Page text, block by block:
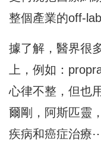
整個產業的off-
據了解，醫界很
上，例如：
心律不整，但也
爾剛，阿斯匹靈
疾病和癌症治療